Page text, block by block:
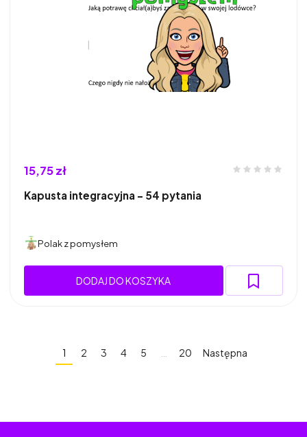
15,75 zł
Kapusta integracyjna - 54 pytania
Polak z pomysłem
DODAJ DO KOSZYKA
1 2 3 4 5 20 Następna